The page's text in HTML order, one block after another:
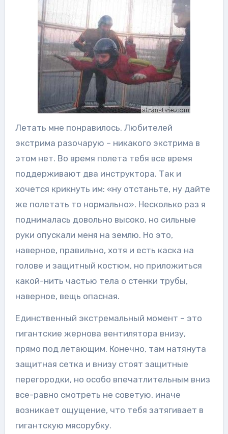
Летать мне понравилось. Любителей
экстрима разочарую – никакого экстрима в
этом нет. Во время полета тебя все время
поддерживают два инструктора. Так и
хочется крикнуть им: «ну отстаньте, ну дайте
же полетать то нормально». Несколько раз я
поднималась довольно высоко, но сильные
руки опускали меня на землю. Но это,
наверное, правильно, хотя и есть каска на
голове и защитный костюм, но приложиться
какой-нить частью тела о стенки трубы,
наверное, вещь опасная.
Единственный экстремальный момент – это
гигантские жернова вентилятора внизу,
прямо под летающим. Конечно, там натянута
защитная сетка и внизу стоят защитные
перегородки, но особо впечатлительным вниз
все-равно смотреть не советую, иначе
возникает ощущение, что тебя затягивает в
гигантскую мясорубку.